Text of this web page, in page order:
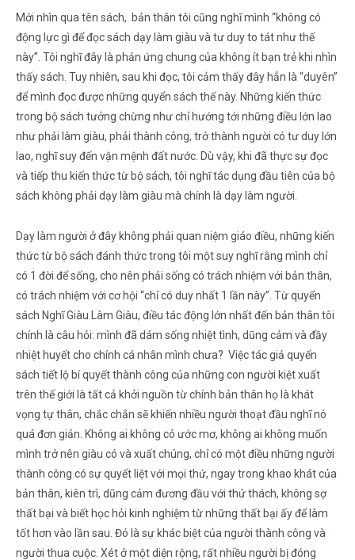
Mới nhìn qua tên sách, bản thân tôi cũng nghĩ mình “không có
động lực gì để đọc sách dạy làm giàu và tư duy to tát như thế
này”. Tôi nghĩ đây là phản ứng chung của không ít bạn trẻ khi nhìn
thấy sách. Tuy nhiên, sau khi đọc, tôi cảm thấy đây hẳn là “duyên”
để mình đọc được những quyển sách thế này. Những kiến thức
trong bộ sách tưởng chừng như chỉ hướng tới những điều lớn lao
như phải làm giàu, phải thành công, trở thành người có tư duy lớn
lao, nghĩ suy đến vận mệnh đất nước. Dù vậy, khi đã thực sự đọc
và tiếp thu kiến thức từ bộ sách, tôi nghĩ tác dụng đầu tiên của bộ
sách không phải dạy làm giàu mà chính là dạy làm người.
Dạy làm người ở đây không phải quan niệm giáo điều, những kiến
thức từ bộ sách đánh thức trong tôi một suy nghĩ rằng mình chỉ
có 1 đời để sống, cho nên phải sống có trách nhiệm với bản thân,
có trách nhiệm với cơ hội “chỉ có duy nhất 1 lần này”. Từ quyển
sách Nghĩ Giàu Làm Giàu, điều tác động lớn nhất đến bản thân tôi
chính là câu hỏi: mình đã dám sống nhiệt tình, dũng cảm và đầy
nhiệt huyết cho chính cá nhân mình chưa? Việc tác giả quyển
sách tiết lộ bí quyết thành công của những con người kiệt xuất
trên thế giới là tất cả khởi nguồn từ chính bản thân họ là khát
vọng tự thân, chắc chắn sẽ khiến nhiều người thoạt đầu nghĩ nó
quá đơn giản. Không ai không có ước mơ, không ai không muốn
mình trở nên giàu có và xuất chúng, chỉ có một điều những người
thành công có sự quyết liệt với mọi thứ, ngay trong khao khát của
bản thân, kiên trì, dũng cảm đương đầu với thử thách, không sợ
thất bại và biết học hỏi kinh nghiệm từ những thất bại ấy để làm
tốt hơn vào lần sau. Đó là sự khác biệt của người thành công và
người thua cuộc. Xét ở một diện rộng, rất nhiều người bị đóng